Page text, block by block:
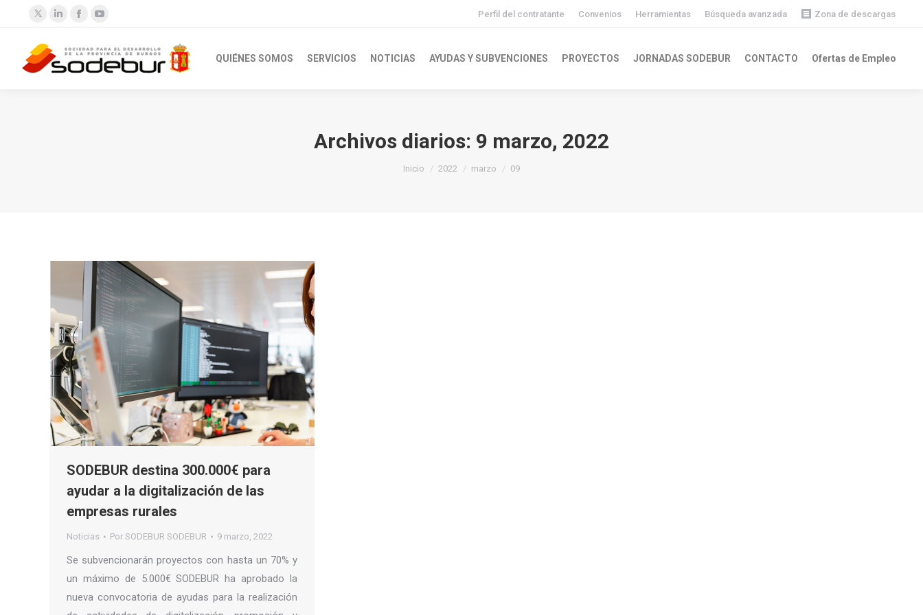
LinkedinFacebook
Perfil del contratante Convenios Herramientas Búsqueda avanzada Zona de descargas
QUIÉNES SOMOS SERVICIOS NOTICIAS AYUDAS Y SUBVENCIONES PROYECTOS JORNADAS SODEBUR CONTACTO Ofertas de Empleo
Archivos diarios: 9 marzo, 2022
Inicio 2022 marzo 09
SODEBUR destina 300.000€ para
ayudar a la digitalización de las
empresas rurales
Noticias Por SODEBUR SODEBUR 9 marzo, 2022
Se subvencionarán proyectos con hasta un 70% y
un máximo de 5.000€ SODEBUR ha aprobado la
nueva convocatoria de ayudas para la realización